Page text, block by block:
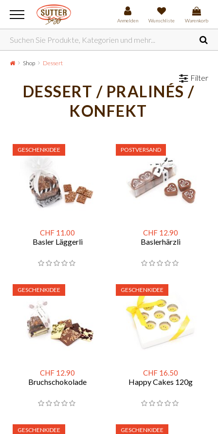
Anmelden Wunschliste Warenkorb
Shop Dessert
Filter
DESSERT / PRALINÉS /
KONFEKT
CHF 11.00
Basler Läggerli
GESCHENKIDEE
CHF 12.90
Baslerhärzli
POSTVERSAND
CHF 12.90
Bruchschokolade
GESCHENKIDEE
CHF 16.50
Happy Cakes 120g
GESCHENKIDEE
GESCHENKIDEE GESCHENKIDEE